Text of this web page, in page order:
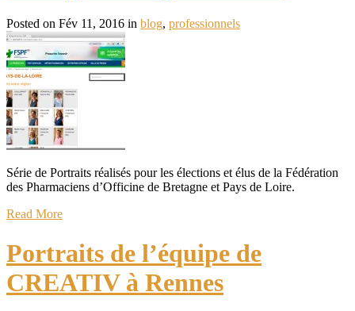
Posted on Fév 11, 2016 in blog, professionnels
Série de Portraits réalisés pour les élections et élus de la Fédération
des Pharmaciens d’Officine de Bretagne et Pays de Loire.
Read More
Portraits de l’équipe de
CREATIV à Rennes